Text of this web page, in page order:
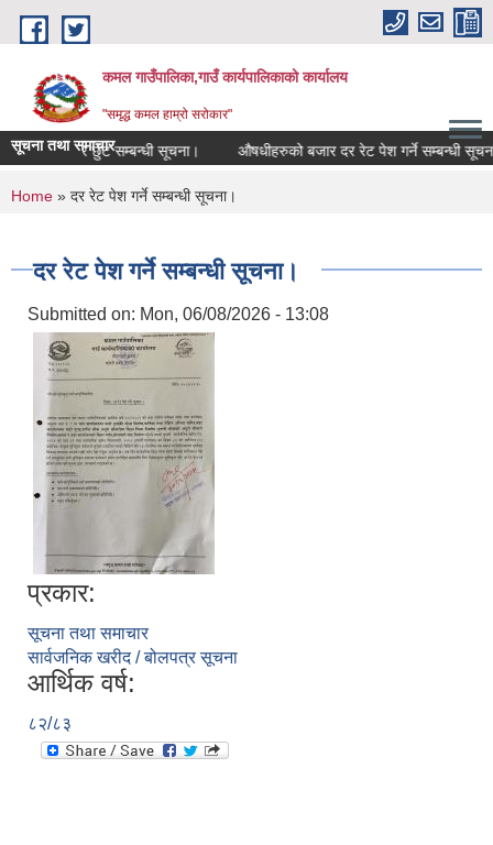
Skip to main content
कमल गाउँपालिका,गाउँ कार्यपालिकाको कार्यालय
"समृद्ध कमल हाम्रो सरोकार"
सूचना तथा समाचारकर छुट सम्बन्धी सूचना। औषधीहरुको बजार दर रेट पेश गर्ने सम्बन्धी सूचना
You are here
Home » दर रेट पेश गर्ने सम्बन्धी सूचना।
दर रेट पेश गर्ने सम्बन्धी सूचना।
Submitted on: Mon, 06/08/2026 - 13:08
प्रकार:
सूचना तथा समाचार
सार्वजनिक खरीद / बोलपत्र सूचना
आर्थिक वर्ष:
८२/८३